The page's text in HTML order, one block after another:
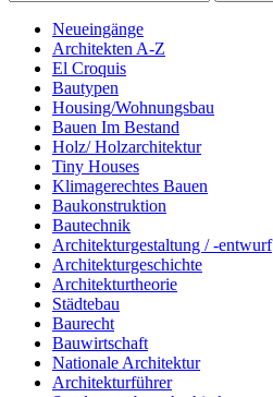
Neueingänge
Architekten A-Z
El Croquis
Bautypen
Housing/Wohnungsbau
Bauen Im Bestand
Holz/ Holzarchitektur
Tiny Houses
Klimagerechtes Bauen
Baukonstruktion
Bautechnik
Architekturgestaltung / -entwurf
Architekturgeschichte
Architekturtheorie
Städtebau
Baurecht
Bauwirtschaft
Nationale Architektur
Architekturführer